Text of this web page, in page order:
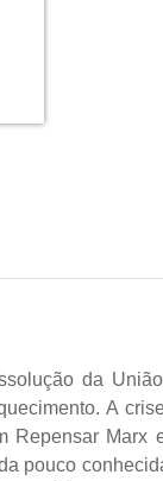
da
A
Marx
pouco